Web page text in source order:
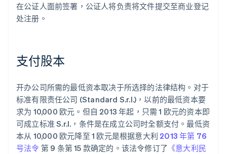
在公证人面前签署，公证人将负责将文件提交至商业登记
处注册。
支付股本
开办公司所需的最低资本取决于所选择的法律结构。对于
标准有限责任公司 (Standard S.r.l.)，以前的最低资本要
求为 10,000 欧元。但自 2013 年起，只需 1 欧元的资本即
可成立标准 S.r.l.，条件是在成立公司时全额支付。最低资
本从 10,000 欧元降至 1 欧元是根据意大利 2013 年第 76
号法令 第 9 条第 15 款确定的。该法令修订了 《意大利民